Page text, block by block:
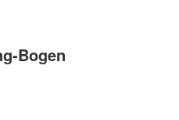
Bogen